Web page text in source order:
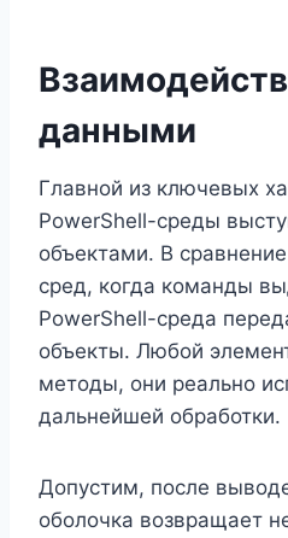
данными
Главной из ключевых
PowerShell-среды
объектами. В
сред, когда команды
PowerShell-среда
объекты. Любой
методы, они реально
дальнейшей обработки.
Допустим, после
оболочка возвращает